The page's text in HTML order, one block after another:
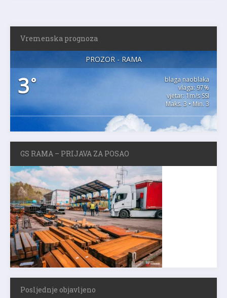
Vremenska prognoza
PROZOR - RAMA
3°
blaga naoblaka
vlaga: 97%
vjetar: 1m/s SSI
Maks. 3 • Min. 3
GS RAMA – PRIJAVA ZA POSAO
Posljednje objavljeno